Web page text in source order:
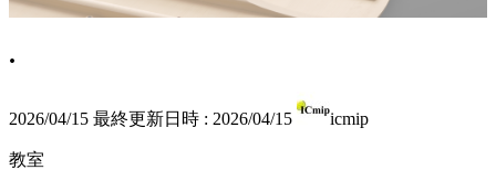
.
2026/04/15 最終更新日時 : 2026/04/15 icmip
教室